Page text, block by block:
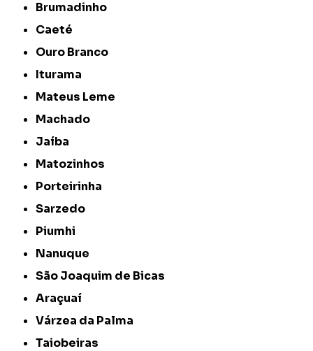
Brumadinho
Caeté
Ouro Branco
Iturama
Mateus Leme
Machado
Jaíba
Matozinhos
Porteirinha
Sarzedo
Piumhi
Nanuque
São Joaquim de Bicas
Araçuaí
Várzea da Palma
Taiobeiras